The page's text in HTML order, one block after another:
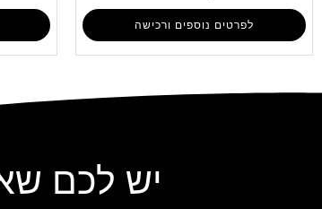
לפרטים נוספים ורכישה
יש לכם